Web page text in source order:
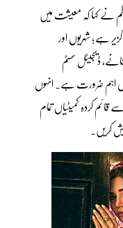
نے کہا کہ معیشت میں
ہے؛ شہریوں اور
ڈیجیٹل سسٹم
اہم ضرورت ہے۔ انہوں
کردہ کمیٹیاں تمام
کریں۔